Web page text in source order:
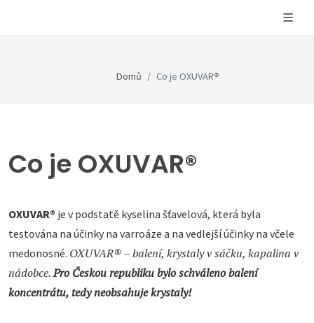
Domů Co je OXUVAR®
Co je OXUVAR®
OXUVAR® je v podstatě kyselina šťavelová, která byla
testována na účinky na varroáze a na vedlejší účinky na včele
medonosné. OXUVAR® – balení, krystaly v sáčku, kapalina v
nádobce.Pro Českou republiku bylo schváleno balení
koncentrátu, tedy neobsahuje krystaly!